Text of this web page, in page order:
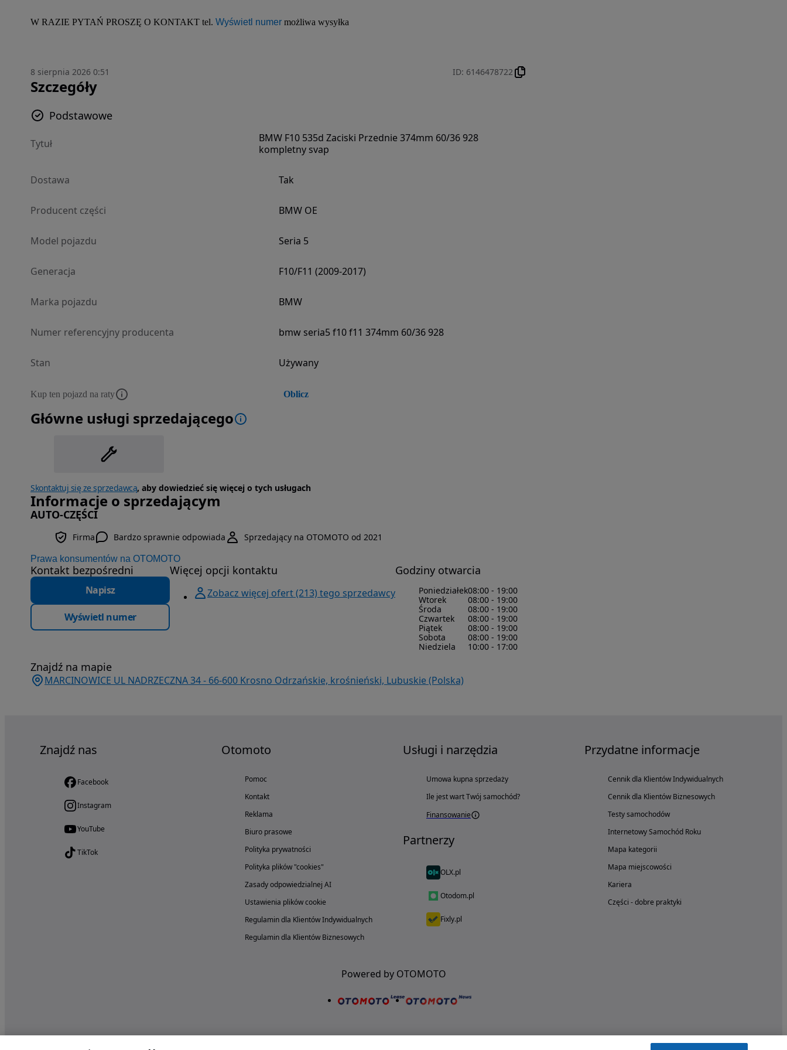
W RAZIE PYTAŃ PROSZĘ O KONTAKT tel. Wyświetl numer możliwa wysyłka
8 sierpnia 2026 0:51 ID: 6146478722
Szczegóły
Podstawowe
Tytuł
BMW F10 535d Zaciski Przednie 374mm 60/36 928
kompletny svap
Dostawa Tak
Producent części BMW OE
Model pojazdu Seria 5
Generacja F10/F11 (2009-2017)
Marka pojazdu BMW
Numer referencyjny producenta bmw seria5 f10 f11 374mm 60/36 928
Stan Używany
Kup ten pojazd na raty Oblicz
Główne usługi sprzedającego
Skontaktuj się ze sprzedawcą, aby dowiedzieć się więcej o tych usługach
Informacje o sprzedającym
AUTO-CZĘŚCI
Firma Bardzo sprawnie odpowiada Sprzedający na OTOMOTO od 2021
Prawa konsumentów na OTOMOTO
Kontakt bezpośredni
Napisz
Wyświetl numer
Więcej opcji kontaktu
Zobacz więcej ofert (213) tego sprzedawcy
Godziny otwarcia
Poniedziałek08:00 - 19:00
Wtorek
08:00 - 19:00
Środa
08:00 - 19:00
Czwartek
08:00 - 19:00
Piątek
08:00 - 19:00
Sobota
08:00 - 19:00
Niedziela
10:00 - 17:00
Znajdź na mapie
MARCINOWICE UL NADRZECZNA 34 - 66-600 Krosno Odrzańskie, krośnieński, Lubuskie (Polska)
Znajdź nas
Facebook
Instagram
YouTube
TikTok
Otomoto
Pomoc
Kontakt
Reklama
Biuro prasowe
Polityka prywatności
Polityka plików "cookies"
Zasady odpowiedzialnej AI
Ustawienia plików cookie
Regulamin dla Klientów Indywidualnych
Regulamin dla Klientów Biznesowych
Usługi i narzędzia
Umowa kupna sprzedaży
Ile jest wart Twój samochód?
Finansowanie
Partnerzy
OLX.pl
Otodom.pl
Fixly.pl
Przydatne informacje
Cennik dla Klientów Indywidualnych
Cennik dla Klientów Biznesowych
Testy samochodów
Internetowy Samochód Roku
Mapa kategorii
Mapa miejscowości
Kariera
Części - dobre praktyki
Powered by OTOMOTO